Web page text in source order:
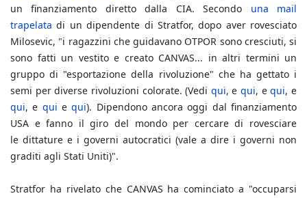
un finanziamento diretto dalla CIA. Secondo una mail
trapelata di un dipendente di Stratfor, dopo aver rovesciato
Milosevic, "i ragazzini che guidavano OTPOR sono cresciuti, si
sono fatti un vestito e creato CANVAS... in altri termini un
gruppo di "esportazione della rivoluzione" che ha gettato i
semi per diverse rivoluzioni colorate. (Vedi qui, equi, equi, e
qui, e qui equi). Dipendono ancora oggi dal finanziamento
USA e fanno il giro del mondo per cercare di rovesciare
le dittature e i governi autocratici (vale a dire i governi non
graditi agli Stati Uniti)".
Stratfor ha rivelato che CANVAS ha cominciato a "occuparsi